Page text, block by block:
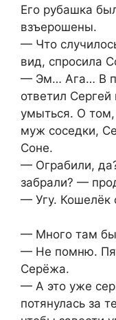
Его рубашка
взъерошены.
— Что
вид, спросила
— Эм… Ага… В
ответил
умыться. О том,
муж соседки,
Соне.
— Ограбили,
забрали? —
— Угу. Кошелёк
— Много там
— Не помню.
Серёжа.
— А это уже
потянулась за